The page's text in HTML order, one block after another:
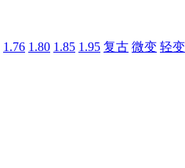
1.76 1.80 1.85 1.95 复古 微变 轻变